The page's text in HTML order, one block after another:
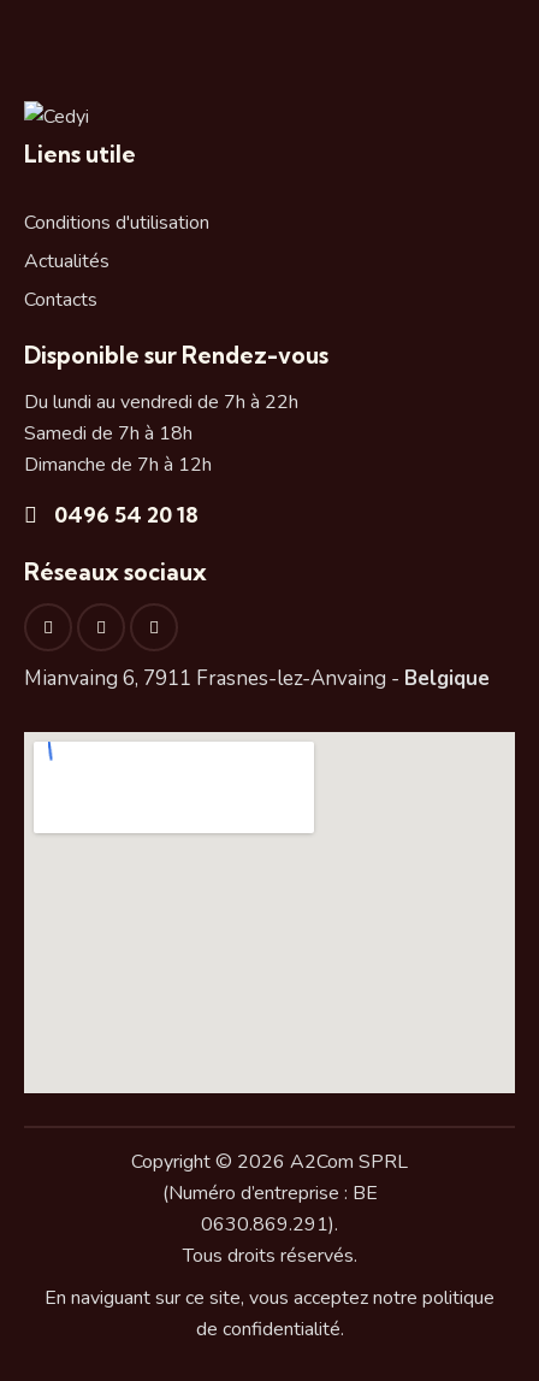
Liens utile
Conditions d'utilisation
Actualités
Contacts
Disponible sur Rendez-vous
Du lundi au vendredi de 7h à 22h
Samedi de 7h à 18h
Dimanche de 7h à 12h
0496 54 20 18
Réseaux sociaux
Mianvaing 6, 7911 Frasnes-lez-Anvaing - Belgique
Copyright © 2026 A2Com SPRL
(Numéro d’entreprise : BE
0630.869.291).
Tous droits réservés.
En naviguant sur ce site, vous acceptez notre politique
de confidentialité.